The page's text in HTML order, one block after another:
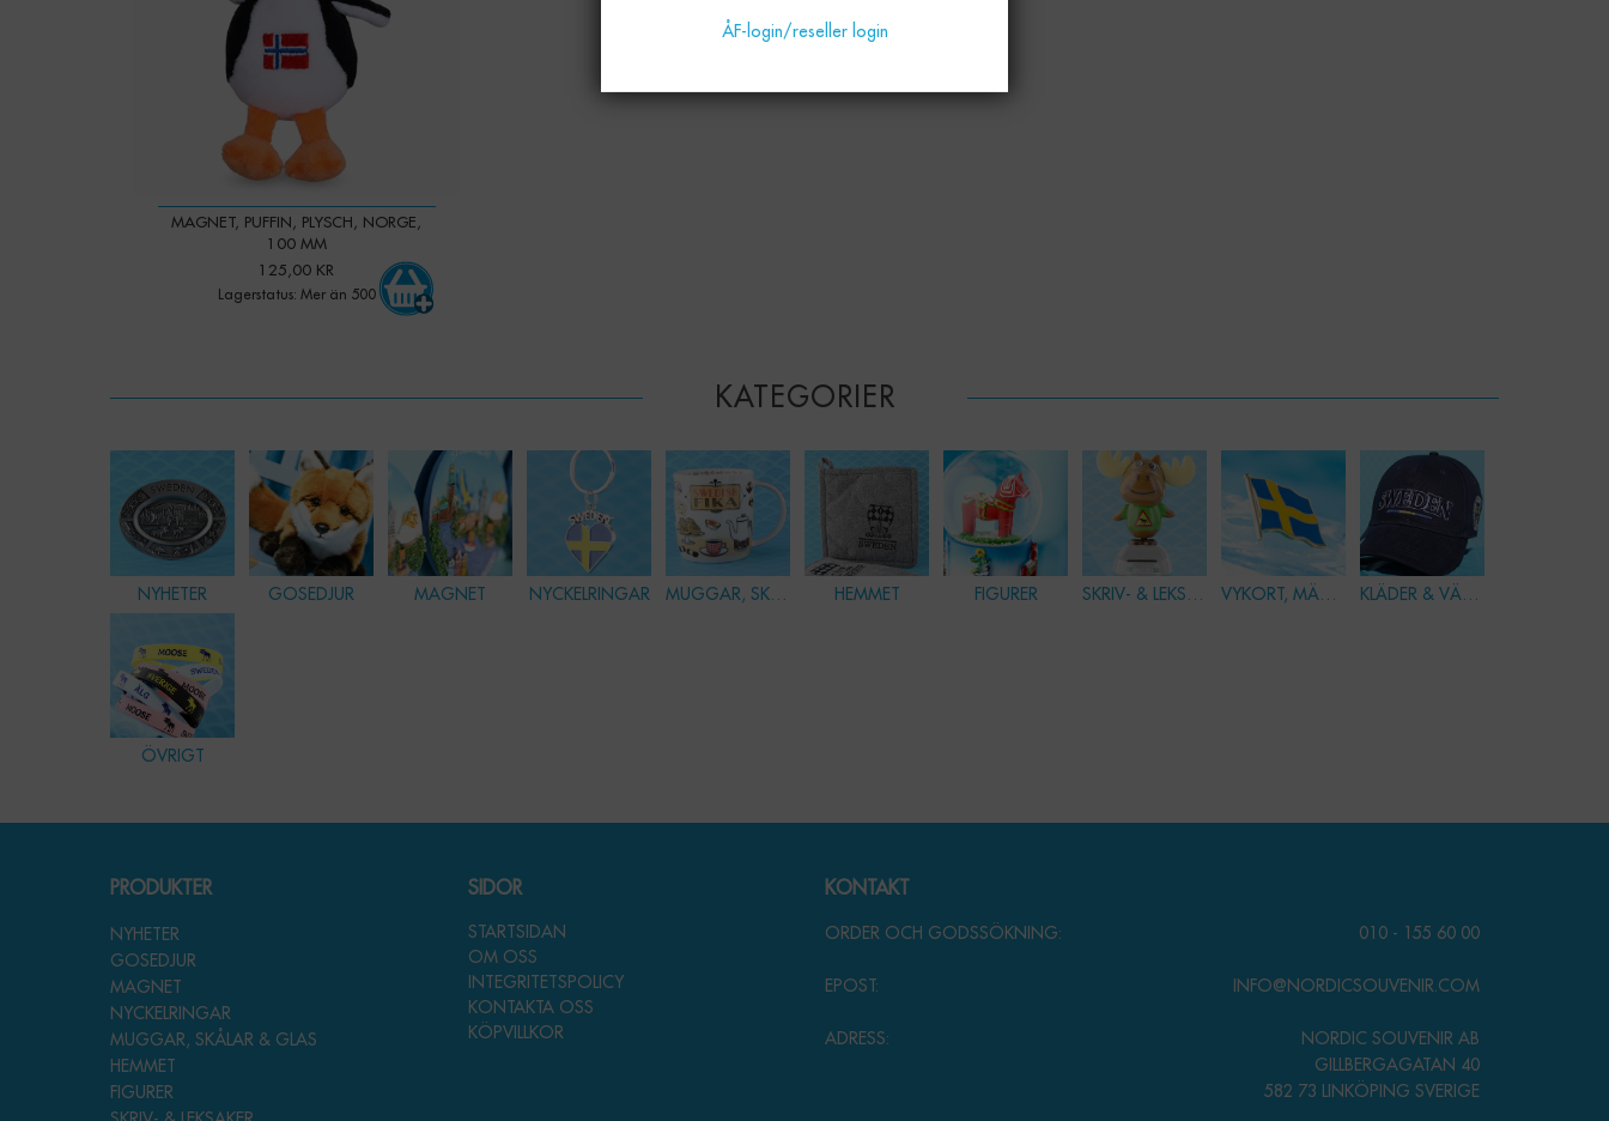
MAGNET, PUFFIN, PLYSCH, NORGE,
100 MM
125,00 KR
Lagerstatus: Mer än 500
KATEGORIER
NYHETER GOSEDJUR MAGNET NYCKELRINGAR MUGGAR, SKÅLAR & GLAS HEMMET FIGURER SKRIV- & LEKSAKER VYKORT, MÄRKEN & PINS KLÄDER & VÄSKOR
ÖVRIGT
PRODUKTER
NYHETER
GOSEDJUR
MAGNET
NYCKELRINGAR
MUGGAR, SKÅLAR & GLAS
HEMMET
FIGURER
SIDOR
STARTSIDAN
OM OSS
INTEGRITETSPOLICY
KONTAKTA OSS
KÖPVILLKOR
KONTAKT
ORDER OCH GODSSÖKNING: 010 - 155 60 00
EPOST: INFO@NORDICSOUVENIR.COM
ADRESS:
NORDIC SOUVENIR AB
GILLBERGAGATAN 40
582 73 LINKÖPING SVERIGE
ÅF-login/reseller login